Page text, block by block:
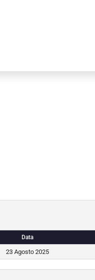
Data
23 Agosto 2025